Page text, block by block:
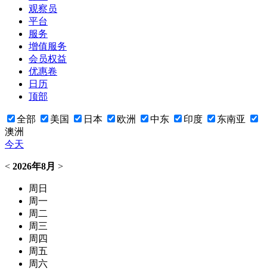
观察员
平台
服务
增值服务
会员权益
优惠卷
日历
顶部
全部 美国 日本 欧洲 中东 印度
东南亚
澳洲
今天
< 2026年8月 >
周日
周一
周二
周三
周四
周五
周六